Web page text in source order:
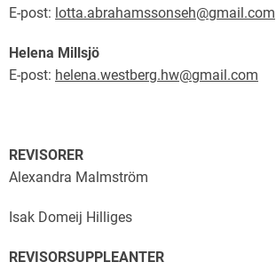
E-post: lotta.abrahamssonseh@gmail.com
Helena Millsjö
E-post: helena.westberg.hw@gmail.com
REVISORER
Alexandra Malmström
Isak Domeij Hilliges
REVISORSUPPLEANTER